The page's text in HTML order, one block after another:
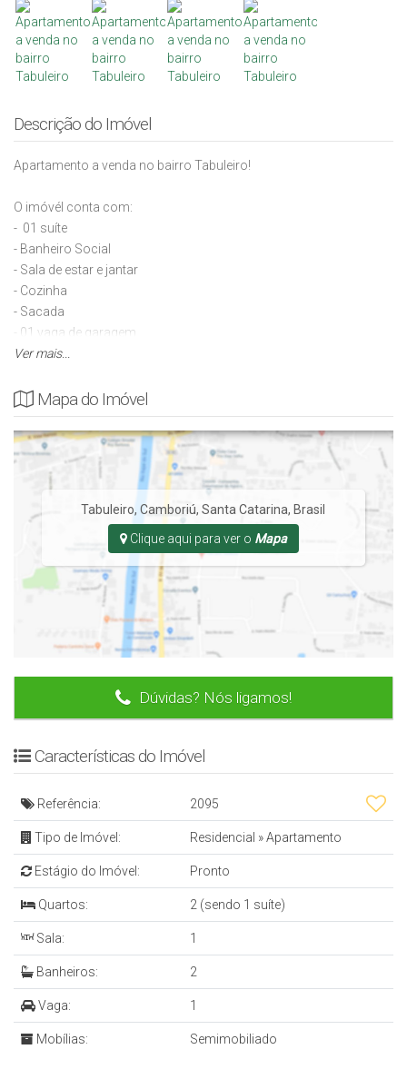
Descrição do Imóvel
Apartamento a venda no bairro Tabuleiro!
O imóvél conta com:
- 01 suíte
- Banheiro Social
- Sala de estar e jantar
- Cozinha
- Sacada
- 01 vaga de garagem
- Piscina
- Academia
- Salão de festa
- Sala de jogos
- Espaço kids
Entre em contato com um de nossos corretores!!
Ver mais...
Mapa do Imóvel
Tabuleiro,Camboriú,Santa Catarina, Brasil
Clique aqui para ver o Mapa
Dúvidas? Nós ligamos!
Características do Imóvel
Referência: 2095
Tipo de Imóvel: Residencial »Apartamento
Estágio do Imóvel: Pronto
Quartos: 2 (sendo 1 suíte)
Sala: 1
Banheiros: 2
Vaga: 1
Mobílias: Semimobiliado